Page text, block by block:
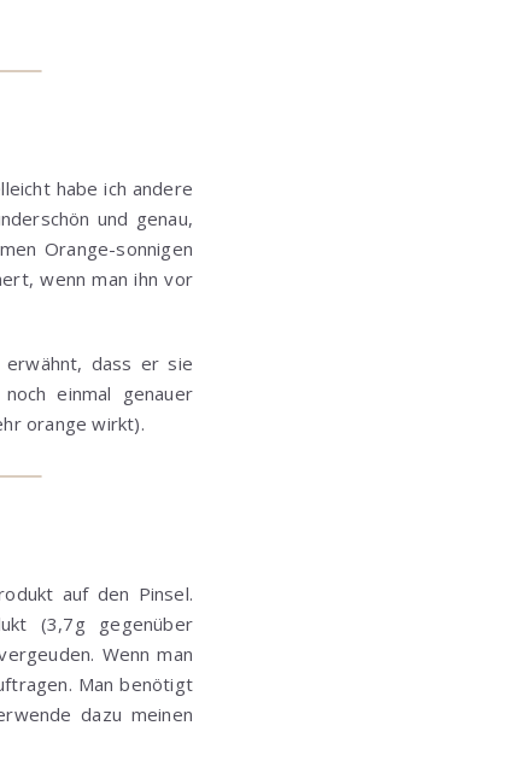
habe ich andere
und genau,
Orange-sonnigen
wenn man ihn vor
erwähnt, dass er sie
einmal genauer
orange wirkt).
auf den Pinsel.
(3,7g gegenüber
Wenn man
Man benötigt
dazu meinen